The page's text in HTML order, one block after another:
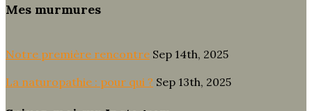
Mes murmures
Notre première rencontre Sep 14th, 2025
La naturopathie : pour qui ? Sep 13th, 2025